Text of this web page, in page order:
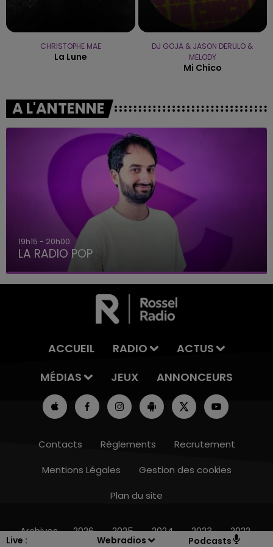
Live : Webradios Podcasts
19h00 - 19h15
CHRISTOPHE MAE
La Lune
DJ GOJA & JASON DERULO &
MELODY
Mi Chico
A L'ANTENNE
19h15 - 20h00
LA RADIO POP
ACCUEIL RADIO
ACTUS
MÉDIAS
JEUX ANNONCEURS
Contacts Règlements
Recrutement
Mentions Légales
Gestion des cookies
Plan du site
Archives 2026 2025 2024 2023 2022